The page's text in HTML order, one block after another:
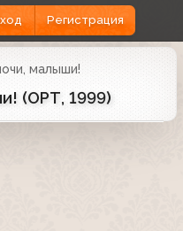
Регистрация
малыши!
(ОРТ, 1999)